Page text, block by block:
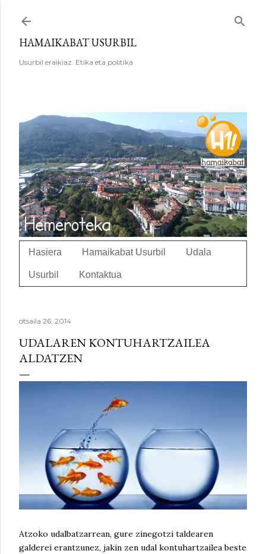
HAMAIKABAT USURBIL
Usurbil eraikiaz. Etika eta politika
Hasiera Hamaikabat Usurbil Udala
Usurbil Kontaktua
otsaila 26, 2014
UDALAREN KONTUHARTZAILEA
ALDATZEN
Atzoko udalbatzarrean, gure zinegotzi taldearen
galderei erantzunez, jakin zen udal kontuhartzailea beste